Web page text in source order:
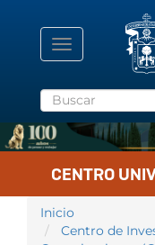
contenido
principal
Toggle
navigation
Buscar
CENTRO
Inicio
Centro de